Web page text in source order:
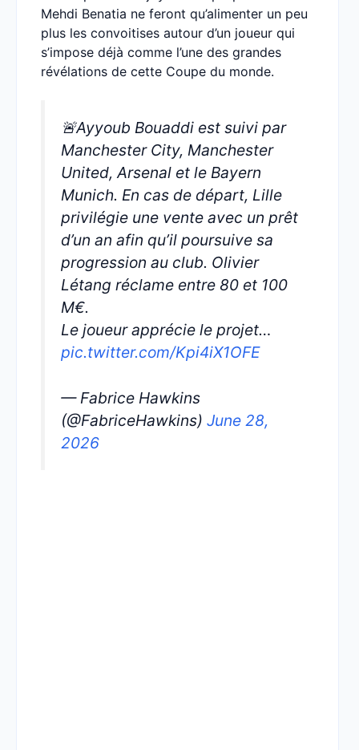
Mehdi Benatia ne feront qu’alimenter un peu
plus les convoitises autour d’un joueur qui
s’impose déjà comme l’une des grandes
révélations de cette Coupe du monde.
🚨Ayyoub Bouaddi est suivi par
Manchester City, Manchester
United, Arsenal et le Bayern
Munich. En cas de départ, Lille
privilégie une vente avec un prêt
d’un an afin qu’il poursuive sa
progression au club. Olivier
Létang réclame entre 80 et 100
M€.
Le joueur apprécie le projet…
pic.twitter.com/Kpi4iX1OFE
— Fabrice Hawkins
(@FabriceHawkins) June 28,
2026